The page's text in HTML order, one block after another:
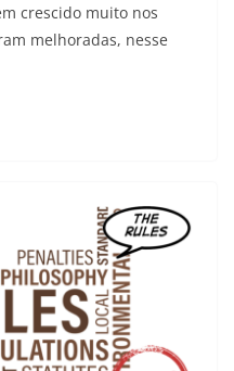
crescido muito nos
melhoradas, nesse